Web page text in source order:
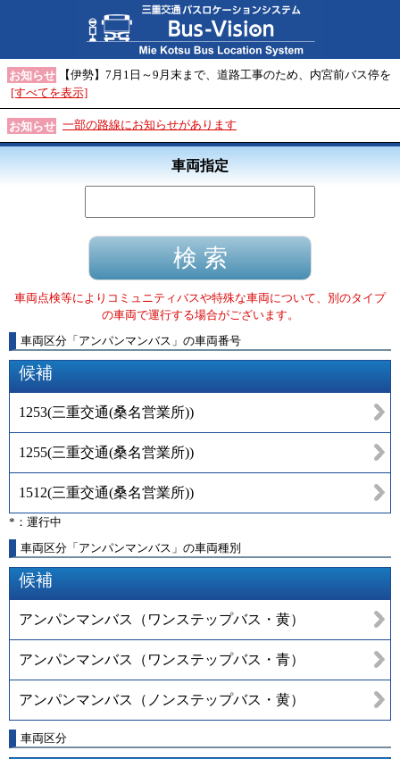
お知らせ
【伊勢】7月1日～9月末まで、道路工事のため、内宮前バス停を
[すべてを表示]
お知らせ 一部の路線にお知らせがあります
車両指定
車両点検等によりコミュニティバスや特殊な車両について、別のタイプ
の車両で運行する場合がございます。
車両区分 「 アンパンマンバス 」 の車両番号
候補
1253(三重交通(桑名営業所))
1255(三重交通(桑名営業所))
1512(三重交通(桑名営業所))
*：運行中
車両区分「アンパンマンバス」の車両種別
候補
アンパンマンバス（ワンステップバス・黄）
アンパンマンバス（ワンステップバス・青）
アンパンマンバス（ノンステップバス・黄）
車両区分